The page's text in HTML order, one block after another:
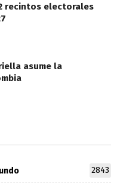
recintos electorales
asume la
2843